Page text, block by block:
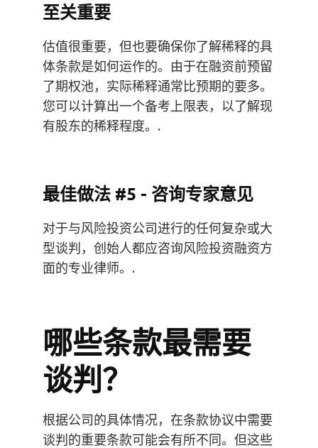
至关重要
估值很重要，但也要确保你了解稀释的具
体条款是如何运作的。由于在融资前预留
了期权池，实际稀释通常比预期的要多。
您可以计算出一个备考上限表，以了解现
有股东的稀释程度。.
最佳做法 #5 - 咨询专家意见
对于与风险投资公司进行的任何复杂或大
型谈判，创始人都应咨询风险投资融资方
面的专业律师。.
哪些条款最需要
谈判？
根据公司的具体情况，在条款协议中需要
谈判的重要条款可能会有所不同。但这些